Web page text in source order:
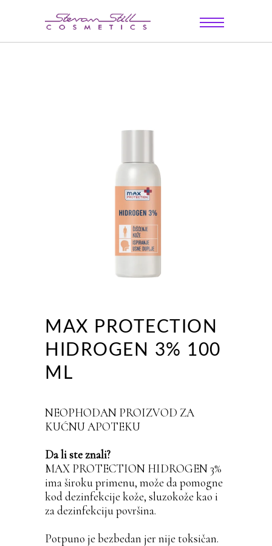
MAX PROTECTION
HIDROGEN 3% 100
ML
NEOPHODAN PROIZVOD ZA
KUĆNU APOTEKU
Da li ste znali?
MAX PROTECTION HIDROGEN 3%
ima široku primenu, može da pomogne
kod dezinfekcije kože, sluzokože kao i
za dezinfekciju površina.
Potpuno je bezbedan jer nije toksičan.